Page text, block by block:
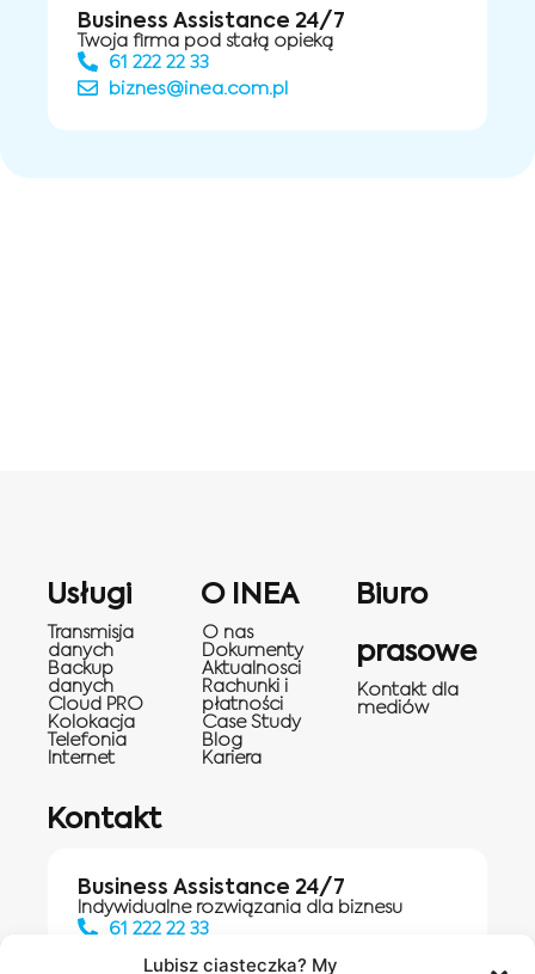
Lubisz ciasteczka? My
Business Assistance 24/7
Twoja firma pod stałą opieką
61 222 22 33
biznes@inea.com.pl
Usługi
Transmisja
danych
Backup
danych
Cloud PRO
Kolokacja
Telefonia
Internet
O INEA
O nas
Dokumenty
Aktualnosci
Rachunki i
płatności
Case Study
Blog
Kariera
Biuro
prasowe
Kontakt dla
mediów
Kontakt
Business Assistance 24/7
Indywidualne rozwiązania dla biznesu
61 222 22 33